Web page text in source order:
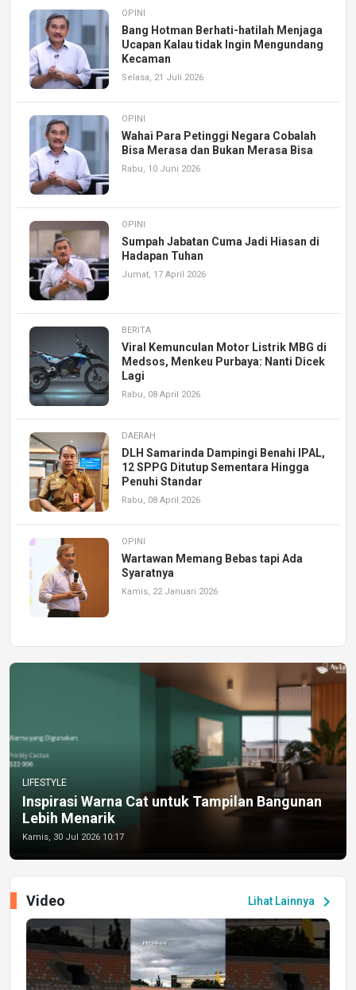
OPINI
Bang Hotman Berhati-hatilah Menjaga
Ucapan Kalau tidak Ingin Mengundang
Kecaman
Selasa, 21 Juli 2026
OPINI
Wahai Para Petinggi Negara Cobalah
Bisa Merasa dan Bukan Merasa Bisa
Rabu, 10 Juni 2026
OPINI
Sumpah Jabatan Cuma Jadi Hiasan di
Hadapan Tuhan
Jumat, 17 April 2026
BERITA
Viral Kemunculan Motor Listrik MBG di
Medsos, Menkeu Purbaya: Nanti Dicek
Lagi
Rabu, 08 April 2026
DAERAH
DLH Samarinda Dampingi Benahi IPAL,
12 SPPG Ditutup Sementara Hingga
Penuhi Standar
Rabu, 08 April 2026
OPINI
Wartawan Memang Bebas tapi Ada
Syaratnya
Kamis, 22 Januari 2026
LIFESTYLE
Inspirasi Warna Cat untuk Tampilan Bangunan
Lebih Menarik
Kamis, 30 Jul 2026 10:17
Lihat Lainnya chevron_right
Video